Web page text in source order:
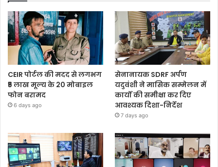
CEIR पोर्टल की मदद से लगभग
₹5 लाख मूल्य के 20 मोबाइल
फोन बरामद
6 days ago
सेनानायक SDRF अर्पण
यदुवंशी ने मासिक सम्मेलन में
कार्यों की समीक्षा कर दिए
आवश्यक दिशा-निर्देश
7 days ago